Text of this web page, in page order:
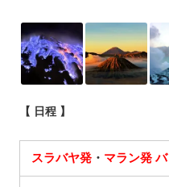
【 日程 】
スラバヤ発 ・ マラン発